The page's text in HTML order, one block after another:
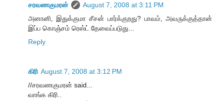
சரவணகுமரன்
August 7, 2008 at 3:11 PM
அனானி, இதுக்குமா சீசன் பார்க்குறது? பாவம், அவருக்குத்தான்
இப்ப கொஞ்சம் ரெஸ்ட் தேவைப்படுது...
Reply
கிரி August 7, 2008 at 3:12 PM
//சரவணகுமரன் said...
வாங்க கிரி..